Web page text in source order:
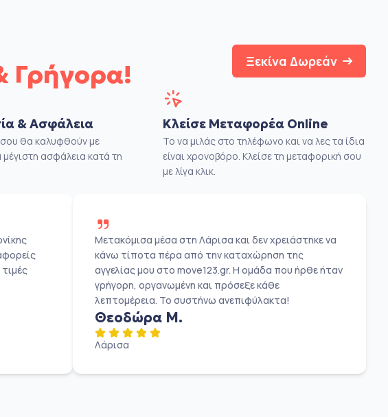
Γρήγορα! Ξεκίνα Δωρεάν
& Ασφάλεια
θα καλυφθούν με
μέγιστη ασφάλεια κατά τη
Κλείσε Μεταφορέα Online
Το να μιλάς στο τηλέφωνο και να λες τα ίδια
είναι χρονοβόρο. Κλείσε τη μεταφορική σου
με λίγα κλικ.
Μετακόμισα μέσα στη Λάρισα και δεν χρειάστηκε να
κάνω τίποτα πέρα από την καταχώρηση της
αγγελίας μου στο move123.gr. Η ομάδα που ήρθε ήταν
γρήγορη, οργανωμένη και πρόσεξε κάθε
λεπτομέρεια. Το συστήνω ανεπιφύλακτα!
Θεοδώρα Μ.
Λάρισα